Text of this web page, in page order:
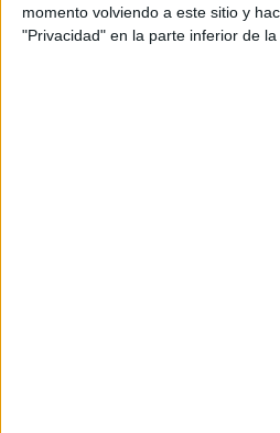
momento volviendo a este sitio y
"Privacidad" en la parte inferior de la
El asesoramiento
militar contra la